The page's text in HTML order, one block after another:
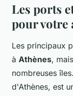
Les ports
pour votre
Les principaux
à Athènes,
nombreuses
d'Athènes, est